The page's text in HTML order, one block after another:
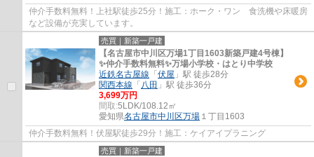
仲介手数料無料！上社駅徒歩25分！施工：ホーク・ワン 食洗機や床暖房
など設備が充実しています。
売買｜新築一戸建
【名古屋市中川区万場1丁目1603新築戸建4号棟】
✨️仲介手数料無料✨️万場小学校・はとり中学校
近鉄名古屋線 「 伏屋 」駅 徒歩28分
関西本線 「 八田 」駅 徒歩36分
3,699万円
間取:5LDK/108.12㎡
愛知県名古屋市中川区万場 １丁目1603
仲介手数料無料！伏屋駅徒歩29分！施工：ケイアイプラニング
売買｜新築一戸建